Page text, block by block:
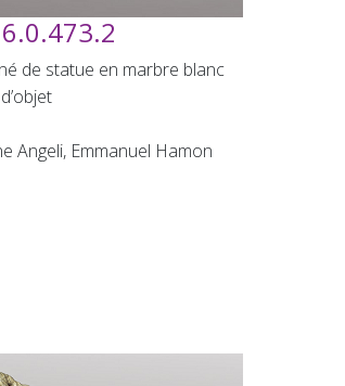
de statue en marbre blanc
Angeli, Emmanuel Hamon